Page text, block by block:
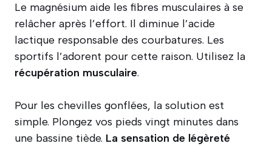
Le magnésium aide les fibres musculaires à se
relâcher après l’effort. Il diminue l’acide
lactique responsable des courbatures. Les
sportifs l’adorent pour cette raison. Utilisez la
récupération musculaire.
Pour les chevilles gonflées, la solution est
simple. Plongez vos pieds vingt minutes dans
une bassine tiède. La sensation de légèreté